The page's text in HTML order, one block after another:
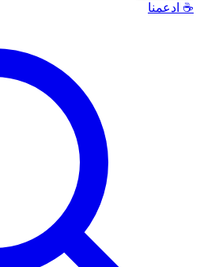
☕ ادعمنا